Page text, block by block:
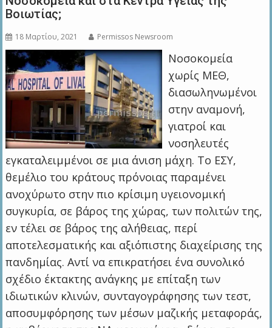
Βοιωτίας;
18 Μαρτίου, 2021 Permissos Newsroom
Νοσοκομεία
χωρίς ΜΕΘ,
διασωληνωμένοι
στην αναμονή,
γιατροί και
νοσηλευτές
εγκαταλειμμένοι σε μια άνιση μάχη. Το ΕΣΥ,
θεμέλιο του κράτους πρόνοιας παραμένει
ανοχύρωτο στην πιο κρίσιμη υγειονομική
συγκυρία, σε βάρος της χώρας, των πολιτών της,
εν τέλει σε βάρος της αλήθειας, περί
αποτελεσματικής και αξιόπιστης διαχείρισης της
πανδημίας. Αντί να επικρατήσει ένα συνολικό
σχέδιο έκτακτης ανάγκης με επίταξη των
ιδιωτικών κλινών, συνταγογράφησης των τεστ,
αποσυμφόρησης των μέσων μαζικής μεταφοράς,